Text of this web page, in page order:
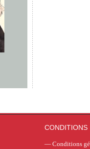
CONDITIONS
— Conditions